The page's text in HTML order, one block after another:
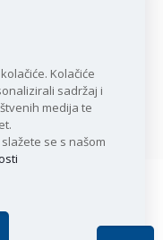
prava pridržana |
Kolačiće
sadržaj i
medija te
se s našom